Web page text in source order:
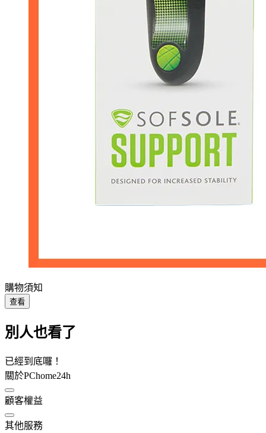
購物須知
查看
別人也看了
已經到底囉！
關於PChome24h
顧客權益
其他服務